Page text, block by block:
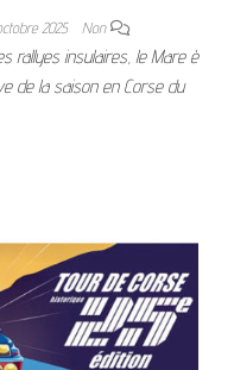
2025 Non
rallyes insulaires, le Mare è
de la saison en Corse du